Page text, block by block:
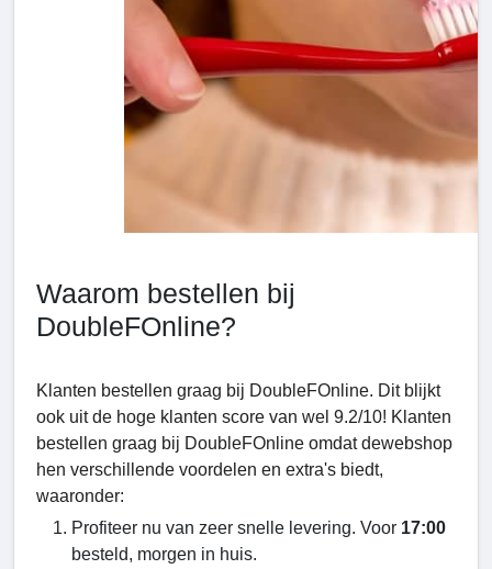
Waarom bestellen bij
DoubleFOnline?
Klanten bestellen graag bij DoubleFOnline. Dit blijkt
ook uit de hoge klanten score van wel 9.2/10! Klanten
bestellen graag bij DoubleFOnline omdat dewebshop
hen verschillende voordelen en extra's biedt,
waaronder:
Profiteer nu van zeer snelle levering. Voor 17:00
besteld, morgen in huis.